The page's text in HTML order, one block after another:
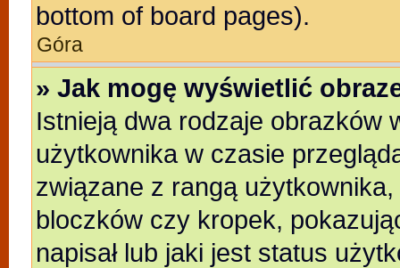
bottom of board pages).
Góra
» Jak mogę wyświetlić
Istnieją dwa rodzaje obrazków
użytkownika w czasie
związane z rangą
bloczków czy kropek,
napisał lub jaki jest status